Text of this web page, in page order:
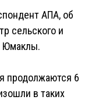
AПA, об
сельского и
Юмаклы.
продолжаются 6
в таких